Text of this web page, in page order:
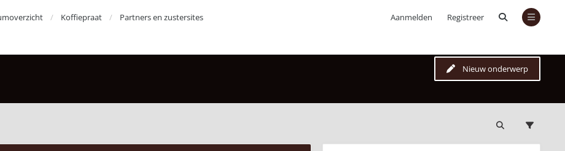
Aanmelden Registreer
Koffiepraat Partners en zustersites
Nieuw onderwerp